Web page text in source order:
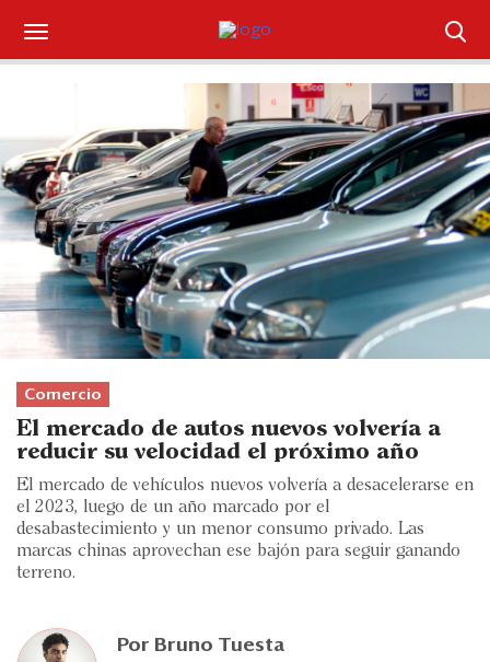
Iniciar sesión
Portada
¿Qué está pasando?
Sectores y Empresas
Management
Economía y Finanzas
Legal y Política
Eventos
Blogs
Edición Impresa
Comercio
El mercado de autos nuevos volvería a
reducir su velocidad el próximo año
El mercado de vehículos nuevos volvería a desacelerarse en
el 2023, luego de un año marcado por el
desabastecimiento y un menor consumo privado. Las
marcas chinas aprovechan ese bajón para seguir ganando
terreno.
Por Bruno Tuesta